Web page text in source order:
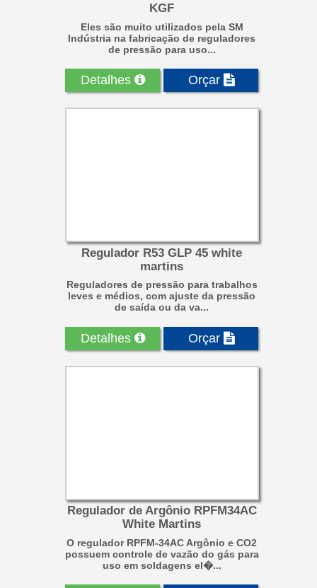
KGF
Eles são muito utilizados pela SM
Indústria na fabricação de reguladores
de pressão para uso...
Detalhes Orçar
Regulador R53 GLP 45 white
martins
Reguladores de pressão para trabalhos
leves e médios, com ajuste da pressão
de saída ou da va...
Detalhes Orçar
Regulador de Argônio RPFM34AC
White Martins
O regulador RPFM-34AC Argônio e CO2
possuem controle de vazão do gás para
uso em soldagens el�...